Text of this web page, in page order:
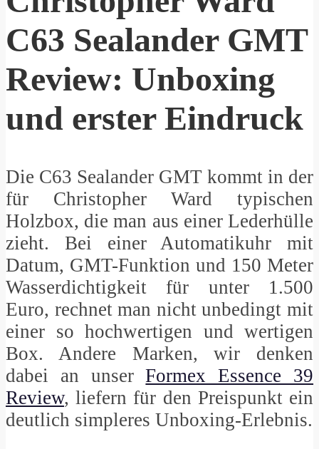
C63 Sealander GMT
Review: Unboxing
und erster Eindruck
Die C63 Sealander GMT kommt in der
für Christopher Ward typischen
Holzbox, die man aus einer Lederhülle
zieht. Bei einer Automatikuhr mit
Datum, GMT-Funktion und 150 Meter
Wasserdichtigkeit für unter 1.500
Euro, rechnet man nicht unbedingt mit
einer so hochwertigen und wertigen
Box. Andere Marken, wir denken
dabei an unserFormex Essence 39
Review, liefern für den Preispunkt ein
deutlich simpleres Unboxing-Erlebnis.